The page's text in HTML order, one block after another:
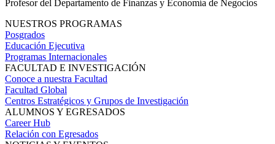
Profesor del Departamento de Finanzas y Economía de Negocios
NUESTROS PROGRAMAS
Posgrados
Educación Ejecutiva
Programas Internacionales
FACULTAD E INVESTIGACIÓN
Conoce a nuestra Facultad
Facultad Global
Centros Estratégicos y Grupos de Investigación
ALUMNOS Y EGRESADOS
Career Hub
Relación con Egresados